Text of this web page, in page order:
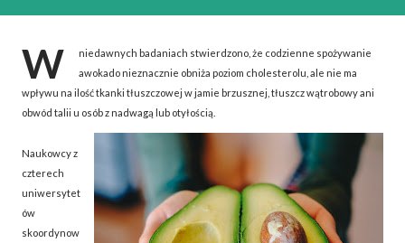
W
niedawnych badaniach stwierdzono, że codzienne spożywanie
awokado nieznacznie obniża poziom cholesterolu, ale nie ma
wpływu na ilość tkanki tłuszczowej w jamie brzusznej, tłuszcz wątrobowy ani
obwód talii u osób z nadwagą lub otyłością.
Naukowcy z
czterech
uniwersytet
ów
skoordynow